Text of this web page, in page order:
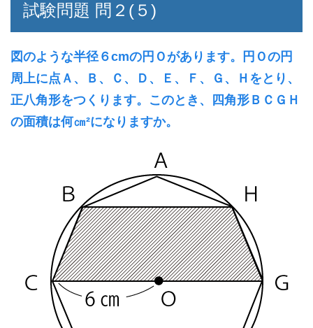
試験問題 問２(５)
図のような半径６cmの円Ｏがあります。円Ｏの円
周上に点Ａ、Ｂ、Ｃ、Ｄ、Ｅ、Ｆ、Ｇ、Ｈをとり、
正八角形をつくります。このとき、四角形ＢＣＧＨ
の面積は何㎝²になりますか。